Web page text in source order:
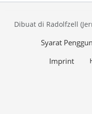
Dibuat di Radolfzell
Syarat
Imprint